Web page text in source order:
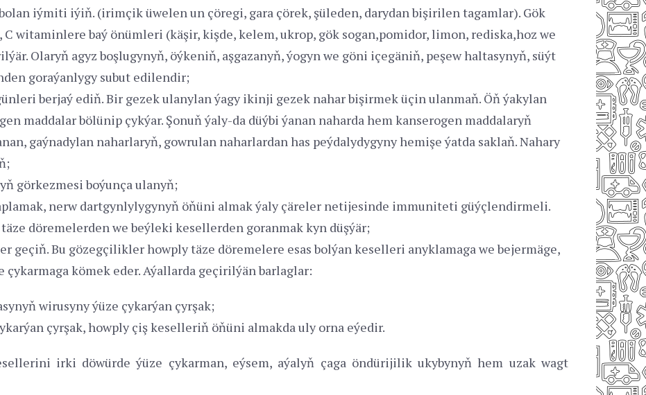
iýmiti iýiň. (irimçik üwelen un çöregi, gara çörek, şüleden, darydan bişirilen tagamlar). Gök
witaminlere baý önümleri (käşir, kişde, kelem, ukrop, gök sogan,pomidor, limon, rediska,hoz we
Olaryň agyz boşlugynyň, öýkeniň, aşgazanyň, ýogyn we göni içegäniň, peşew haltasynyň, süýt
goraýanlygy subut edilendir;
berjaý ediň. Bir gezek ulanylan ýagy ikinji gezek nahar bişirmek üçin ulanmaň. Öň ýakylan
maddalar bölünip çykýar. Şonuň ýaly-da düýbi ýanan naharda hem kanserogen maddalaryň
gaýnadylan naharlaryň, gowrulan naharlardan has peýdalydygyny hemişe ýatda saklaň. Nahary
görkezmesi boýunça ulanyň;
nerw dartgynlylygynyň öňüni almak ýaly çäreler netijesinde immuniteti güýçlendirmeli.
döremelerden we beýleki kesellerden goranmak kyn düşýär;
geçiň. Bu gözegçilikler howply täze döremelere esas bolýan keselleri anyklamaga we bejermäge,
kömek eder. Aýallarda geçirilýän barlaglar:
wirusyny ýüze çykarýan çyrşak;
çyrşak, howply çiş keselleriň öňüni almakda uly orna eýedir.
irki döwürde ýüze çykarman, eýsem, aýalyň çaga öndürijilik ukybynyň hem uzak wagt